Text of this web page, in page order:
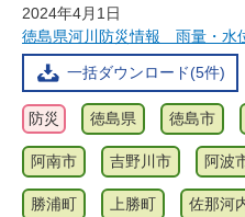
2024年4月1日
徳島県河川防災情報 雨量・水
一括ダウンロード(5件)
防災 徳島県 徳島市
阿南市 吉野川市 阿波
勝浦町 上勝町 佐那河